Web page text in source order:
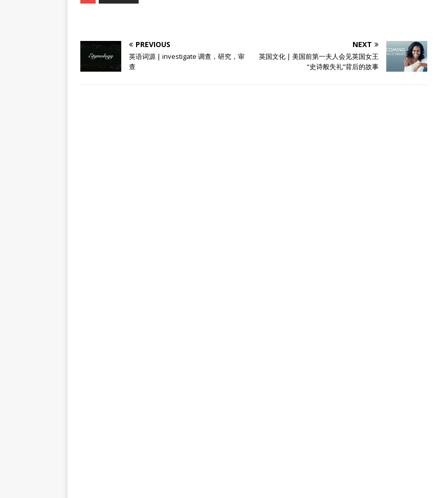
PREVIOUS
英语词源 | investigate 调查，研究，审
查
NEXT
英国文化 | 美国前第一夫人会见英国女王
“史诗般失礼”背后的故事